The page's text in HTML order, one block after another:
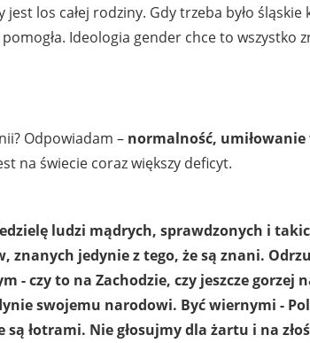
los całej rodziny. Gdy trzeba było śląskie
Ideologia gender chce to wszystko
Odpowiadam – normalność,
na świecie coraz większy deficyt.
ludzi mądrych, sprawdzonych i
znanych jedynie z tego, że są znani.
- czy to na Zachodzie, czy jeszcze gorzej
swojemu narodowi. Być wiernymi -
są łotrami. Nie głosujmy dla żartu i na